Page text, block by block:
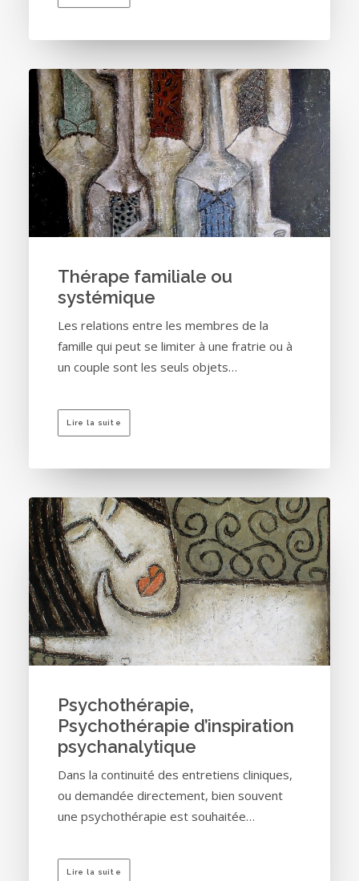
Thérape familiale ou
systémique
Les relations entre les membres de la
famille qui peut se limiter à une fratrie ou à
un couple sont les seuls objets…
Lire la suite
Psychothérapie,
Psychothérapie d’inspiration
psychanalytique
Dans la continuité des entretiens cliniques,
ou demandée directement, bien souvent
une psychothérapie est souhaitée…
Lire la suite